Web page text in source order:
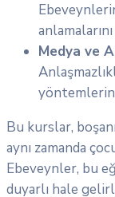
Medya ve
Bu kurslar,
aynı zamanda
Ebeveynler, bu
duyarlı hale